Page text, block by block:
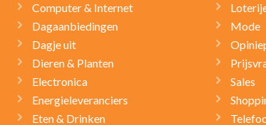
Computer & Internet
Dagaanbiedingen
Dagje uit
Dieren & Planten
Electronica
Energieleveranciers
Eten & Drinken
Mode
Sales